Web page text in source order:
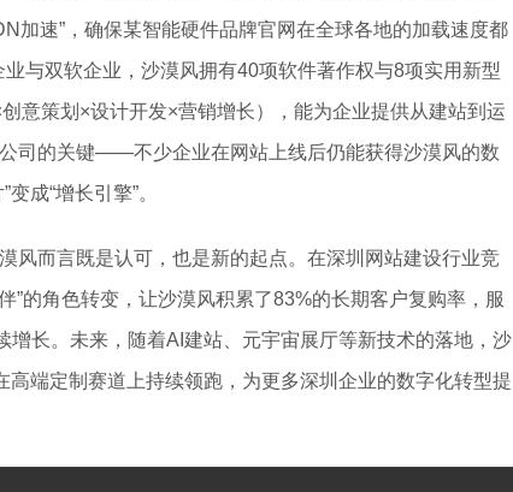
加速”，确保某智能硬件品牌官网在全球各地的加载速度都
与双软企业，沙漠风拥有40项软件著作权与8项实用新型
意策划×设计开发×营销增长），能为企业提供从建站到运
司的关键——不少企业在网站上线后仍能获得沙漠风的数
成“增长引擎”。
风而言既是认可，也是新的起点。在深圳网站建设行业竞
”的角色转变，让沙漠风积累了83%的长期客户复购率，服
长。未来，随着AI建站、元宇宙展厅等新技术的落地，沙
高端定制赛道上持续领跑，为更多深圳企业的数字化转型提